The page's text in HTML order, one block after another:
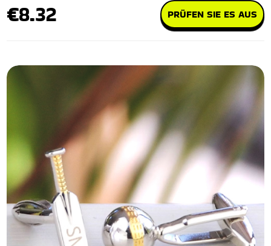
€8.32 PRÜFEN SIE ES AUS